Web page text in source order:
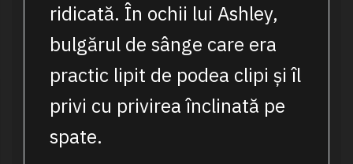
ridicată. În ochii lui Ashley,
bulgărul de sânge care era
practic lipit de podea clipi și îl
privi cu privirea înclinată pe
spate.